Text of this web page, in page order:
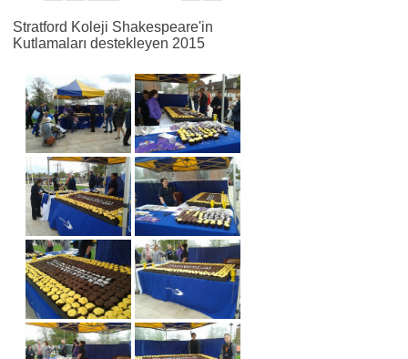
Stratford Koleji Shakespeare'in
Kutlamaları destekleyen 2015